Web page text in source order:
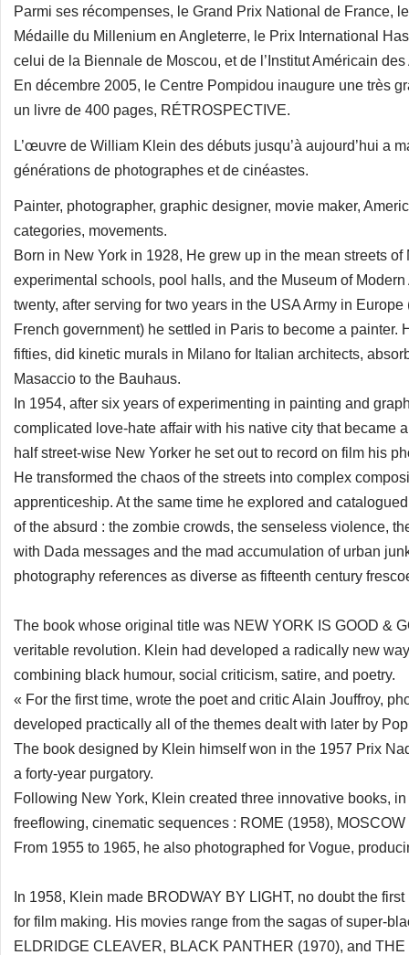
Parmi ses récompenses, le Grand Prix National de France,
Médaille du Millenium en Angleterre, le Prix International
celui de la Biennale de Moscou, et de l’Institut Américain
En décembre 2005, le Centre Pompidou inaugure une très
un livre de 400 pages, RÉTROSPECTIVE.
L’œuvre de William Klein des débuts jusqu’à aujourd’hui a
générations de photographes et de cinéastes.
Painter, photographer, graphic designer, movie maker,
categories, movements.
Born in New York in 1928, He grew up in the mean streets
experimental schools, pool halls, and the Museum of
twenty, after serving for two years in the USA Army in
French government) he settled in Paris to become a
fifties, did kinetic murals in Milano for Italian architects,
Masaccio to the Bauhaus.
In 1954, after six years of experimenting in painting and
complicated love-hate affair with his native city that became
half street-wise New Yorker he set out to record on film his
He transformed the chaos of the streets into complex
apprenticeship. At the same time he explored and
of the absurd : the zombie crowds, the senseless violence,
with Dada messages and the mad accumulation of urban
photography references as diverse as fifteenth century
The book whose original title was NEW YORK IS GOOD &
veritable revolution. Klein had developed a radically new
combining black humour, social criticism, satire, and poetry.
« For the first time, wrote the poet and critic Alain Jouffroy,
developed practically all of the themes dealt with later by
The book designed by Klein himself won in the 1957 Prix
a forty-year purgatory.
Following New York, Klein created three innovative books,
freeflowing, cinematic sequences : ROME (1958),
From 1955 to 1965, he also photographed for Vogue,
In 1958, Klein made BRODWAY BY LIGHT, no doubt the
for film making. His movies range from the sagas of super-
ELDRIDGE CLEAVER, BLACK PANTHER (1970), and